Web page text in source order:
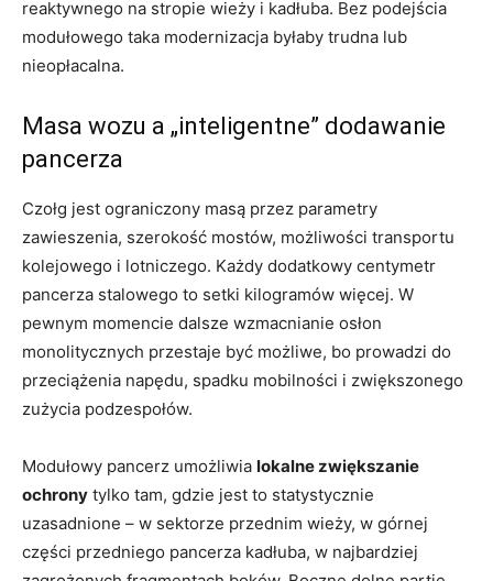
reaktywnego na stropie wieży i kadłuba. Bez podejścia
modułowego taka modernizacja byłaby trudna lub
nieopłacalna.
Masa wozu a „inteligentne” dodawanie
pancerza
Czołg jest ograniczony masą przez parametry
zawieszenia, szerokość mostów, możliwości transportu
kolejowego i lotniczego. Każdy dodatkowy centymetr
pancerza stalowego to setki kilogramów więcej. W
pewnym momencie dalsze wzmacnianie osłon
monolitycznych przestaje być możliwe, bo prowadzi do
przeciążenia napędu, spadku mobilności i zwiększonego
zużycia podzespołów.
Modułowy pancerz umożliwia lokalne zwiększanie
ochrony tylko tam, gdzie jest to statystycznie
uzasadnione – w sektorze przednim wieży, w górnej
części przedniego pancerza kadłuba, w najbardziej